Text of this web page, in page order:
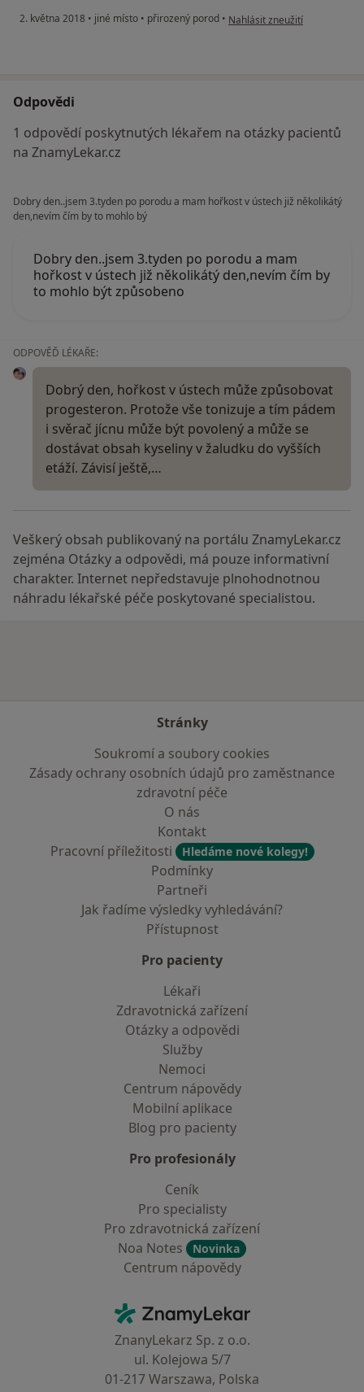
2. května 2018 • jiné místo • přirozený porod • podle názoru uživatele Váš
Nahlásit zneužití
Odpovědi
1 odpovědí poskytnutých lékařem na otázky pacientů
na ZnamyLekar.cz
Dobry den..jsem 3.tyden po porodu a mam hořkost v ústech již několikátý
den,nevím čím by to mohlo bý
Dobry den..jsem 3.tyden po porodu a mam
hořkost v ústech již několikátý den,nevím čím by
to mohlo být způsobeno
ODPOVĚĎ LÉKAŘE:
Dobrý den, hořkost v ústech může způsobovat
progesteron. Protože vše tonizuje a tím pádem
i svěrač jícnu může být povolený a může se
dostávat obsah kyseliny v žaludku do vyšších
etáží. Závisí ještě,…
Veškerý obsah publikovaný na portálu ZnamyLekar.cz
zejména Otázky a odpovědi, má pouze informativní
charakter. Internet nepředstavuje plnohodnotnou
náhradu lékařské péče poskytované specialistou.
Stránky
Soukromí a soubory cookies
Zásady ochrany osobních údajů pro zaměstnance
zdravotní péče
O nás
Kontakt
Pracovní příležitosti
Hledáme nové kolegy!
Podmínky
Partneři
Jak řadíme výsledky vyhledávání?
Přístupnost
Pro pacienty
Lékaři
Zdravotnická zařízení
Otázky a odpovědi
Služby
Nemoci
Centrum nápovědy
Mobilní aplikace
Blog pro pacienty
Pro profesionály
Ceník
Pro specialisty
Pro zdravotnická zařízení
Noa Notes
Novinka
Centrum nápovědy
ZnamyLekar - Hlavní stránka
ZnanyLekarz Sp. z o.o.
ul. Kolejowa 5/7
01-217 Warszawa, Polska